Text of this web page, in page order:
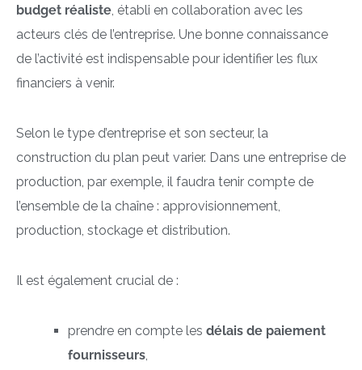
budget réaliste , établi en collaboration avec les
acteurs clés de l’entreprise. Une bonne connaissance
de l’activité est indispensable pour identifier les flux
financiers à venir.
Selon le type d’entreprise et son secteur, la
construction du plan peut varier. Dans une entreprise de
production, par exemple, il faudra tenir compte de
l’ensemble de la chaîne : approvisionnement,
production, stockage et distribution.
Il est également crucial de :
prendre en compte les délais de paiement
fournisseurs